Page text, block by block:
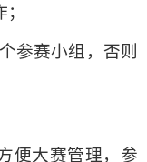
参赛小组，否则
便大赛管理，参